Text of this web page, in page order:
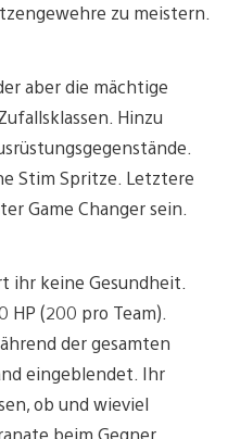
zu meistern.
aber die mächtige
Hinzu
Stim Spritze. Letztere
Game Changer sein.
ihr keine Gesundheit.
HP (200 pro Team).
der gesamten
eingeblendet. Ihr
ob und wieviel